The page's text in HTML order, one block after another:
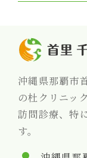
沖縄県那覇市
の杜クリニッ
訪問診療、特
す。